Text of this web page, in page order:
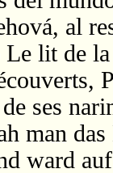
al
lit de
ses
man
ward